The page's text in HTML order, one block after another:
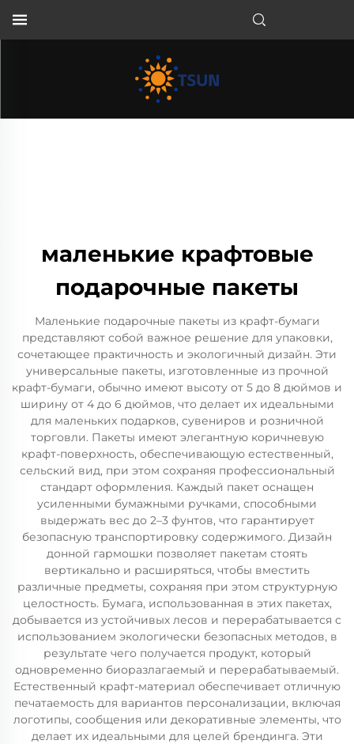
маленькие крафтовые
подарочные пакеты
Маленькие подарочные пакеты из крафт-бумаги
представляют собой важное решение для упаковки,
сочетающее практичность и экологичный дизайн. Эти
универсальные пакеты, изготовленные из прочной
крафт-бумаги, обычно имеют высоту от 5 до 8 дюймов и
ширину от 4 до 6 дюймов, что делает их идеальными
для маленьких подарков, сувениров и розничной
торговли. Пакеты имеют элегантную коричневую
крафт-поверхность, обеспечивающую естественный,
сельский вид, при этом сохраняя профессиональный
стандарт оформления. Каждый пакет оснащен
усиленными бумажными ручками, способными
выдержать вес до 2–3 фунтов, что гарантирует
безопасную транспортировку содержимого. Дизайн
донной гармошки позволяет пакетам стоять
вертикально и расширяться, чтобы вместить
различные предметы, сохраняя при этом структурную
целостность. Бумага, использованная в этих пакетах,
добывается из устойчивых лесов и перерабатывается с
использованием экологически безопасных методов, в
результате чего получается продукт, который
одновременно биоразлагаемый и перерабатываемый.
Естественный крафт-материал обеспечивает отличную
печатаемость для вариантов персонализации, включая
логотипы, сообщения или декоративные элементы, что
делает их идеальными для целей брендинга. Эти